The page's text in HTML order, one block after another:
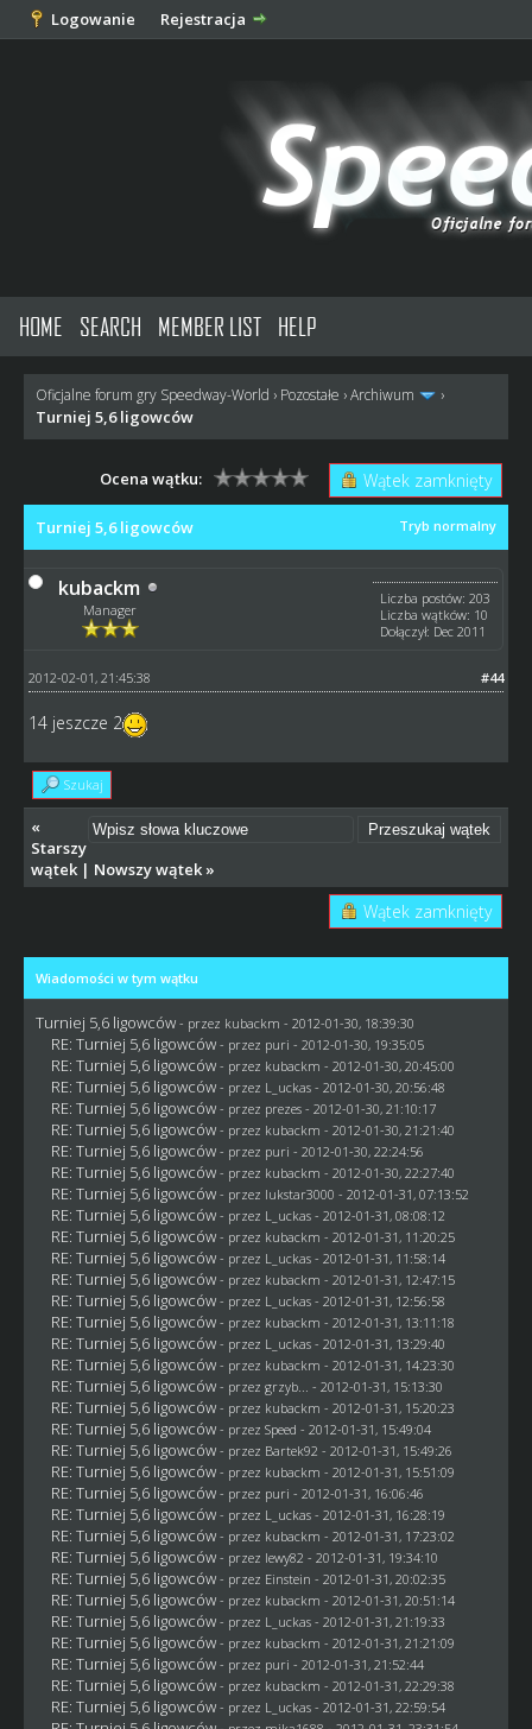
Logowanie Rejestracja
HOME SEARCH MEMBER LIST HELP
Oficjalne forum gry Speedway-World › Pozostałe ›Archiwum ›
Turniej 5,6 ligowców
Wątek zamknięty
Ocena wątku:
Tryb normalny
Turniej 5,6 ligowców
kubackm
Manager
Liczba postów: 203
Liczba wątków: 10
Dołączył: Dec 2011
#44
2012-02-01, 21:45:38
14 jeszcze 2
Szukaj
«
Starszy
wątek| Nowszy wątek»
Wątek zamknięty
Wiadomości w tym wątku
Turniej 5,6 ligowców - przez kubackm - 2012-01-30, 18:39:30
RE: Turniej 5,6 ligowców - przez puri - 2012-01-30, 19:35:05
RE: Turniej 5,6 ligowców - przez kubackm - 2012-01-30, 20:45:00
RE: Turniej 5,6 ligowców - przez L_uckas- 2012-01-30, 20:56:48
RE: Turniej 5,6 ligowców - przez prezes- 2012-01-30, 21:10:17
RE: Turniej 5,6 ligowców - przez kubackm - 2012-01-30, 21:21:40
RE: Turniej 5,6 ligowców - przez puri - 2012-01-30, 22:24:56
RE: Turniej 5,6 ligowców - przez kubackm - 2012-01-30, 22:27:40
RE: Turniej 5,6 ligowców - przez lukstar3000 - 2012-01-31, 07:13:52
RE: Turniej 5,6 ligowców - przez L_uckas- 2012-01-31, 08:08:12
RE: Turniej 5,6 ligowców - przez kubackm - 2012-01-31, 11:20:25
RE: Turniej 5,6 ligowców - przez L_uckas- 2012-01-31, 11:58:14
RE: Turniej 5,6 ligowców - przez kubackm - 2012-01-31, 12:47:15
RE: Turniej 5,6 ligowców - przez L_uckas- 2012-01-31, 12:56:58
RE: Turniej 5,6 ligowców - przez kubackm - 2012-01-31, 13:11:18
RE: Turniej 5,6 ligowców - przez L_uckas- 2012-01-31, 13:29:40
RE: Turniej 5,6 ligowców - przez kubackm - 2012-01-31, 14:23:30
RE: Turniej 5,6 ligowców - przez grzyb... - 2012-01-31, 15:13:30
RE: Turniej 5,6 ligowców - przez kubackm - 2012-01-31, 15:20:23
RE: Turniej 5,6 ligowców - przez Speed - 2012-01-31, 15:49:04
RE: Turniej 5,6 ligowców - przez Bartek92 - 2012-01-31, 15:49:26
RE: Turniej 5,6 ligowców - przez kubackm - 2012-01-31, 15:51:09
RE: Turniej 5,6 ligowców - przez puri - 2012-01-31, 16:06:46
RE: Turniej 5,6 ligowców - przez L_uckas- 2012-01-31, 16:28:19
RE: Turniej 5,6 ligowców - przez kubackm - 2012-01-31, 17:23:02
RE: Turniej 5,6 ligowców - przez lewy82 - 2012-01-31, 19:34:10
RE: Turniej 5,6 ligowców - przez Einstein - 2012-01-31, 20:02:35
RE: Turniej 5,6 ligowców - przez kubackm - 2012-01-31, 20:51:14
RE: Turniej 5,6 ligowców - przez L_uckas- 2012-01-31, 21:19:33
RE: Turniej 5,6 ligowców - przez kubackm - 2012-01-31, 21:21:09
RE: Turniej 5,6 ligowców - przez puri - 2012-01-31, 21:52:44
RE: Turniej 5,6 ligowców - przez kubackm - 2012-01-31, 22:29:38
RE: Turniej 5,6 ligowców - przez L_uckas- 2012-01-31, 22:59:54